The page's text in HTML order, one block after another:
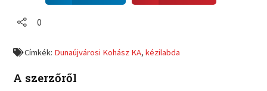
b
a
n
i
a
n
0
Címkék: Dunaújvárosi Kohász KA,kézilabda
A szerzőről